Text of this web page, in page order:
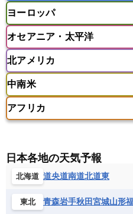
マレーシア
ミャン
ラオス人民民主共和国
バングラデシュ
モルディブ
アフガニスタン
イスラエル
ウズベキスタン
オ
カタール
キプロス
タジキスタン
バーレーン
ヨルダン
ヨーロッパ
アイスランド
アゼルバイジャン
イギリス
イタリア
エストニア
オランダ
ギリシャ
スロバキア
スロベ
チェコ
デンマーク
フランス
オセアニア・太平洋
アメリカ領サモア
サモア独立国
ソロ
ツバル
トンガ
バヌアツ
パプアニ
ワリス・フテュナ
北アメリカ
バーミューダ諸島
中南米
アメリカ領バージン諸島
キューバ
グアテマラ
グレナダ
ケイマン諸
コロンビア
ジャマ
アフリカ
エジプト
エスワティ
エリトリア国
カメル
ギニアビサウ共和国
日本各地の天気予報
北海道 道央道南道北道東
東北 青森岩手秋田宮城山形